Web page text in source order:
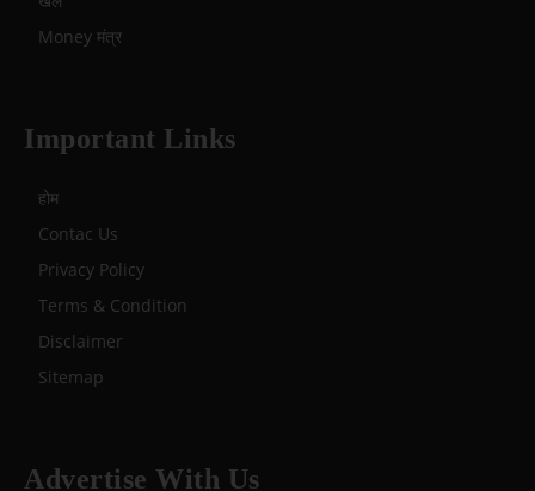
Money मंत्र
Important Links
होम
Contac Us
Privacy Policy
Terms & Condition
Disclaimer
Sitemap
Advertise With Us